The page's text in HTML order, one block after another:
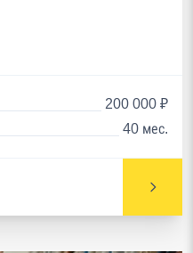
200 000 ₽
40 мес.